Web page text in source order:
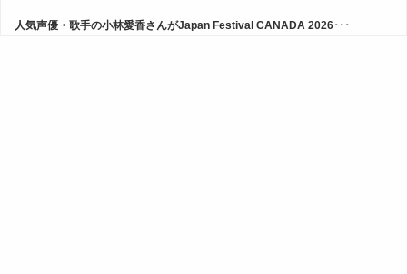
人気声優・歌手の小林愛香さんがJapan Festival CANADA 2026･･･